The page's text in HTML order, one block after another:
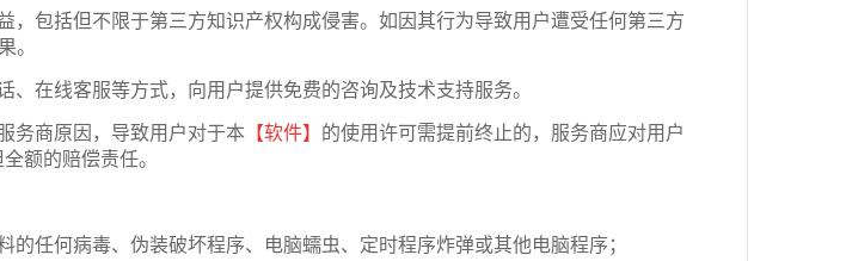
，包括但不限于第三方知识产权构成侵害。如因其行为导致用户遭受任何第三方
。
、在线客服等方式，向用户提供免费的咨询及技术支持服务。
务商原因，导致用户对于本 【软件】 的使用许可需提前终止的，服务商应对用户
额的赔偿责任。
任何病毒、伪装破坏程序、电脑蠕虫、定时程序炸弹或其他电脑程序；